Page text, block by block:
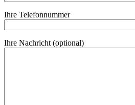
Ihre Telefonnummer
Ihre Nachricht (optional)